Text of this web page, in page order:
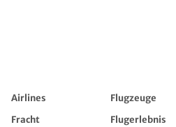
Airlines Flugzeuge
Fracht
Flugerlebnis